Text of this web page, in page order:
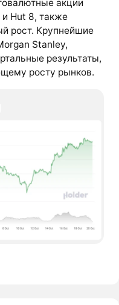
акции
и Hut 8, также
рост. Крупнейшие
Stanley,
результаты,
росту рынков.